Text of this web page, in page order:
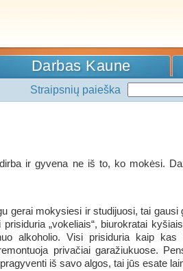
Darbas Kaune
Straipsnių paieška
ir gyvena ne iš to, ko mokėsi.
gerai mokysiesi ir studijuosi, tai gausi
„vokeliais“, biurokratai
alkoholio. Visi prisiduria kaip kas
privačiai garažiukuose.
iš savo algos, tai jūs esate